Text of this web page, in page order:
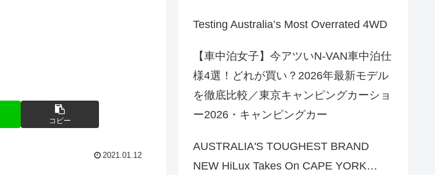
コピー
2021.01.12
Testing Australia’s Most Overrated 4WD
【車中泊女子】今アツいN-VAN車中泊仕
様4選！どれが買い？2026年最新モデル
を徹底比較／東京キャンピングカーショ
ー2026・キャンピングカー
AUSTRALIA'S TOUGHEST BRAND
NEW HiLux Takes On CAPE YORK…